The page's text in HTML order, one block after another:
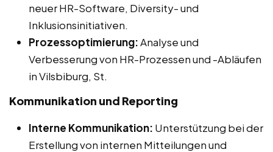
neuer HR-Software, Diversity- und
Inklusionsinitiativen.
Prozessoptimierung:Analyse und
Verbesserung von HR-Prozessen und -Abläufen
in Vilsbiburg, St.
Kommunikation und Reporting
Interne Kommunikation: Unterstützung bei der
Erstellung von internen Mitteilungen und